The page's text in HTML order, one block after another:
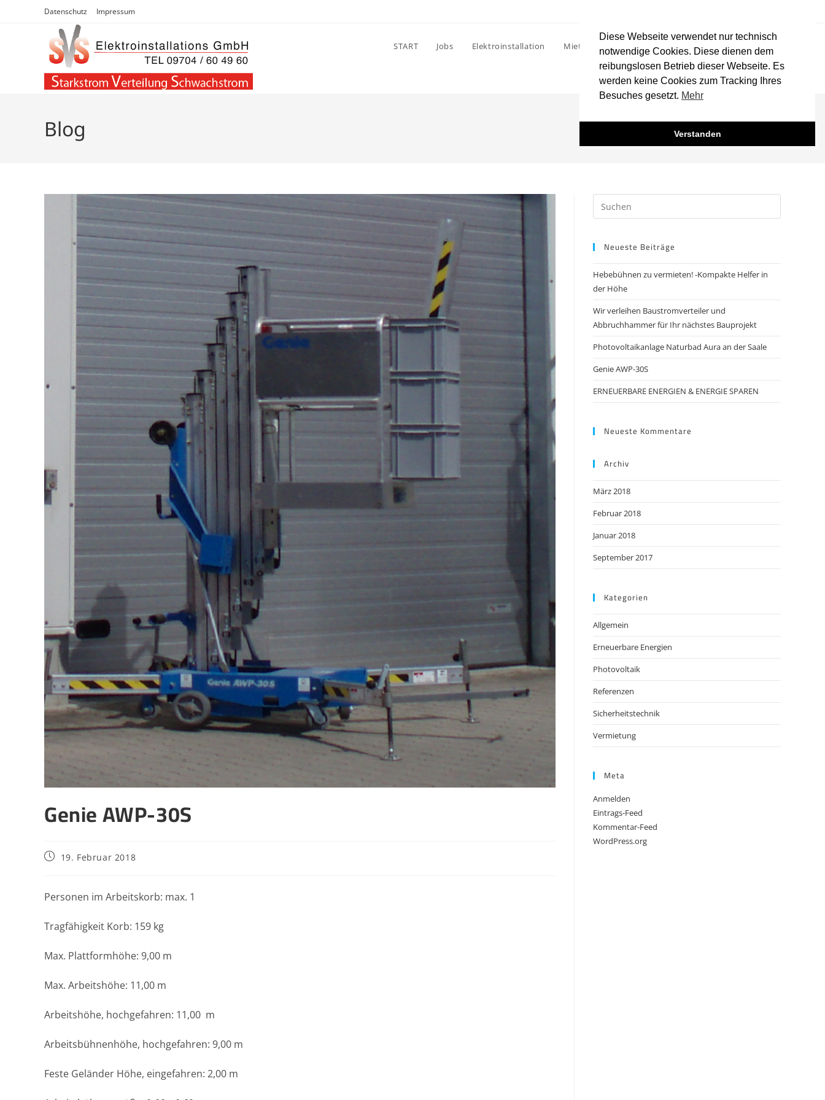
Datenschutz Impressum
START Jobs Elektroinstallation Mietservice Über uns Kontakt
Blog > Allgemein > Genie AWP-30S
Genie AWP-30S
Beitrag19. Februar 2018
Personen im Arbeitskorb: max. 1
Tragfähigkeit Korb: 159 kg
Max. Plattformhöhe: 9,00 m
Max. Arbeitshöhe: 11,00 m
Arbeitshöhe, hochgefahren: 11,00 m
Arbeitsbühnenhöhe, hochgefahren: 9,00 m
Feste Geländer Höhe, eingefahren: 2,00 m
Escape
Neueste Beiträge
Hebebühnen zu vermieten! -Kompakte Helfer in
der Höhe
Wir verleihen Baustromverteiler und
Abbruchhammer für Ihr nächstes Bauprojekt
Photovoltaikanlage Naturbad Aura an der Saale
Genie AWP-30S
ERNEUERBARE ENERGIEN & ENERGIE SPAREN
Neueste Kommentare
Archiv
März 2018
Februar 2018
Januar 2018
September 2017
Kategorien
Allgemein
Erneuerbare Energien
Photovoltaik
Referenzen
Sicherheitstechnik
Vermietung
Meta
Anmelden
Eintrags-Feed
Kommentar-Feed
WordPress.org
Diese Webseite verwendet nur technisch
notwendige Cookies. Diese dienen dem
reibungslosen Betrieb dieser Webseite. Es
werden keine Cookies zum Tracking Ihres
Besuches gesetzt. Mehr
Verstanden